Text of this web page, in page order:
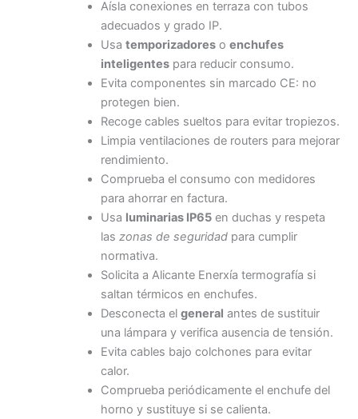
Aísla conexiones en terraza con tubos
adecuados y grado IP.
Usa temporizadoreso enchufes
inteligentespara reducir consumo.
Evita componentes sin marcado CE: no
protegen bien.
Recoge cables sueltos para evitar tropiezos.
Limpia ventilaciones de routers para mejorar
rendimiento.
Comprueba el consumo con medidores
para ahorrar en factura.
Usa luminarias IP65en duchas y respeta
las zonas de seguridadpara cumplir
normativa.
Solicita a Alicante Enerxía termografía si
saltan térmicos en enchufes.
Desconecta el general antes de sustituir
una lámpara y verifica ausencia de tensión.
Evita cables bajo colchones para evitar
calor.
Comprueba periódicamente el enchufe del
horno y sustituye si se calienta.